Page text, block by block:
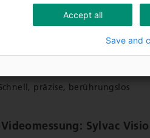
Messungen von kleinen
zu 26 mm Durchmesser und 200
Uhrenteile, Zahnimplantate,
und intuitive Bedienung
präzise, berührungslos
Sylvac Visio
Accept all
Save and